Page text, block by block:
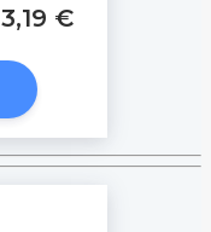
3,19 €